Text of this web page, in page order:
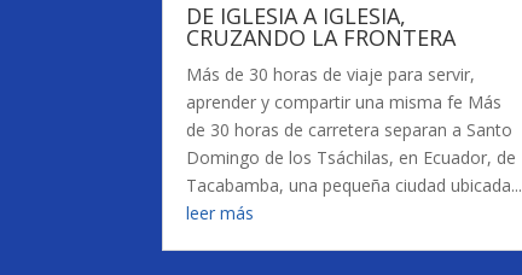
DE IGLESIA A IGLESIA,
CRUZANDO LA FRONTERA
Más de 30 horas de viaje para servir,
aprender y compartir una misma fe Más
de 30 horas de carretera separan a Santo
Domingo de los Tsáchilas, en Ecuador, de
Tacabamba, una pequeña ciudad ubicada...
leer más